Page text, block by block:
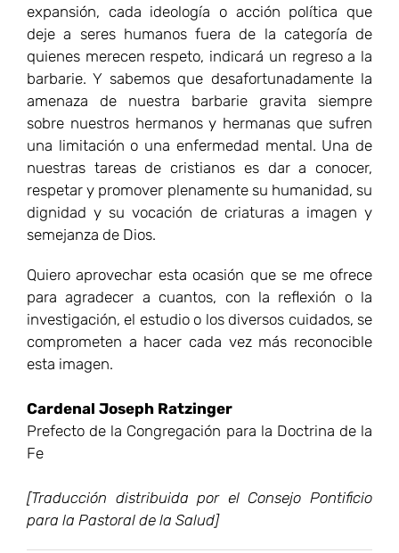
expansión, cada ideología o acción política que
deje a seres humanos fuera de la categoría de
quienes merecen respeto, indicará un regreso a la
barbarie. Y sabemos que desafortunadamente la
amenaza de nuestra barbarie gravita siempre
sobre nuestros hermanos y hermanas que sufren
una limitación o una enfermedad mental. Una de
nuestras tareas de cristianos es dar a conocer,
respetar y promover plenamente su humanidad, su
dignidad y su vocación de criaturas a imagen y
semejanza de Dios.
Quiero aprovechar esta ocasión que se me ofrece
para agradecer a cuantos, con la reflexión o la
investigación, el estudio o los diversos cuidados, se
comprometen a hacer cada vez más reconocible
esta imagen.
Cardenal Joseph Ratzinger
Prefecto de la Congregación para la Doctrina de la
Fe
[Traducción distribuida por el Consejo Pontificio
para la Pastoral de la Salud]